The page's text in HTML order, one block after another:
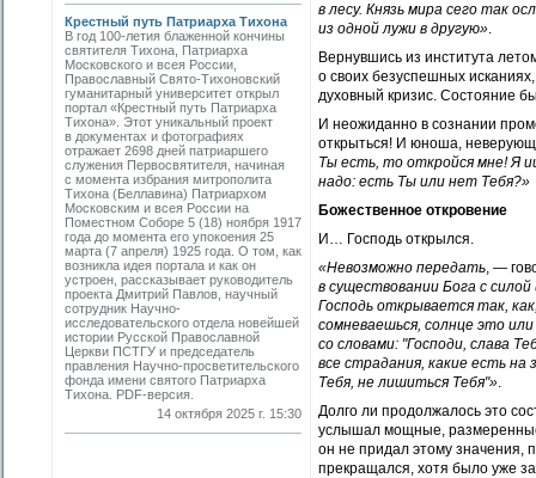
Крестный путь Патриарха Тихона
В год 100-летия блаженной кончины
святителя Тихона, Патриарха
Московского и всея России,
Православный Свято-Тихоновский
гуманитарный университет открыл
портал «Крестный путь Патриарха
Тихона». Этот уникальный проект
в документах и фотографиях
отражает 2698 дней патриаршего
служения Первосвятителя, начиная
с момента избрания митрополита
Тихона (Беллавина) Патриархом
Московским и всея России на
Поместном Соборе 5 (18) ноября 1917
года до момента его упокоения 25
марта (7 апреля) 1925 года. О том, как
возникла идея портала и как он
устроен, рассказывает руководитель
проекта Дмитрий Павлов, научный
сотрудник Научно-
исследовательского отдела новейшей
истории Русской Православной
Церкви ПСТГУ и председатель
правления Научно-просветительского
фонда имени святого Патриарха
Тихона. PDF-версия.
14 октября 2025 г. 15:30
в лесу. Князь мира сего так
из одной лужи в другую».
Вернувшись из института
о своих безуспешных
духовный кризис. Состояние
И неожиданно в сознании
открыться! И юноша,
Ты есть, то откройся мне! Я
надо: есть Ты или нет Тебя?»
Божественное откровение
И… Господь открылся.
«Невозможно передать, —
в существовании Бога с
Господь открывается так,
сомневаешься, солнце это
со словами: "Господи, слава
все страдания, какие есть
Тебя, не лишиться Тебя"».
Долго ли продолжалось это
услышал мощные,
он не придал этому значения,
прекращался, хотя было уже